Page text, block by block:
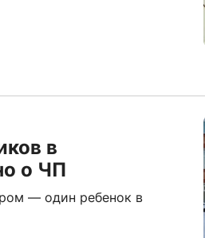
в
о ЧП
— один ребенок в